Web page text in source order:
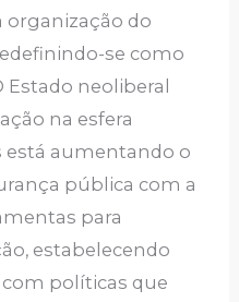
organização do
se como
Estado neoliberal
na esfera
está aumentando o
pública com a
para
estabelecendo
políticas que